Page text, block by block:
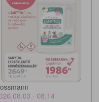
- 08.14